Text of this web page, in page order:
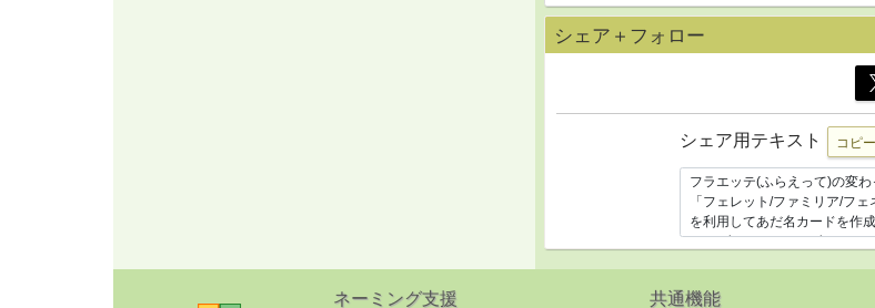
シェア＋フォロー
シェア用テキスト コピー
ネーミング支援
共通機能